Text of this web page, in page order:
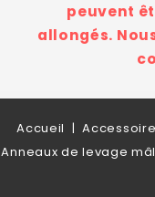
peuvent
allongés.
Accueil
Anneaux de levage